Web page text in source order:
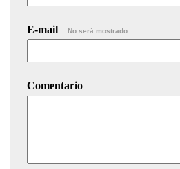
E-mail No será mostrado.
Comentario